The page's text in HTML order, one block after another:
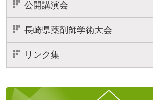
公開講演会
長崎県薬剤師学術大会
リンク集